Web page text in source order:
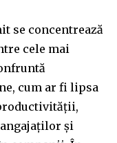
se concentrează
cele mai
cum ar fi lipsa
și